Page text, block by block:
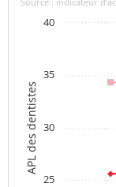
APL des dentistes
25
30
35
40